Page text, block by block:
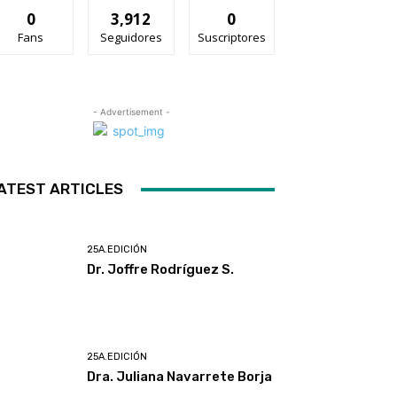
0
Fans
3,912
Seguidores
0
Suscriptores
- Advertisement -
ARTICLES
25A.EDICIÓN
Dr. Joffre Rodríguez S.
25A.EDICIÓN
Dra. Juliana Navarrete Borja